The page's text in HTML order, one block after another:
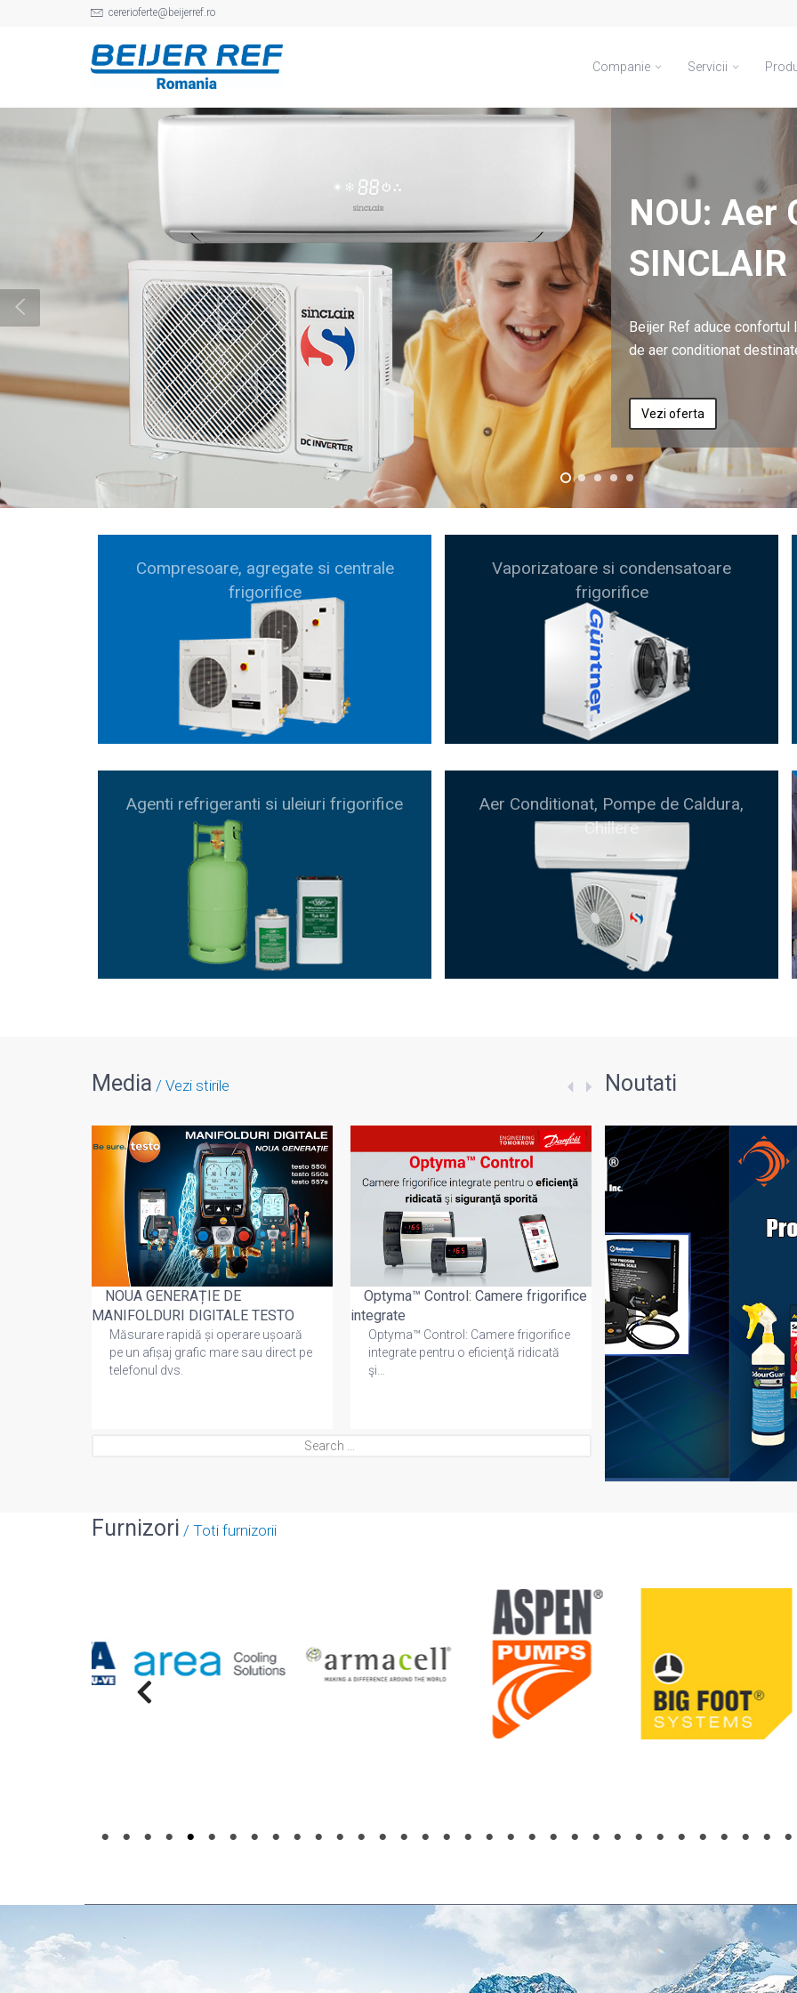
cererioferte@beijerref.ro
Companie Servicii
Lider in distributia
echipamentelor de
refrigerare
Beijer Ref Romania ofera companiilor specializate o gama completa de
componente pentru constructia, instalarea, exploatarea si intretinerea
sistemelor de refrigerare comerciala, industriala si aer conditionat.
Compresoare, agregate si centrale
frigorifice
Vaporizatoare si condensatoare
frigorifice
Agenti refrigeranti si uleiuri frigorifice
Aer Conditionat, Pompe de Caldura,
Chillere
Media Vezi stirile
NOUA GENERAȚIE DE
MANIFOLDURI DIGITALE TESTO
Măsurare rapidă și operare ușoară
pe un afișaj grafic mare sau direct pe
telefonul dvs.
Optyma™ Control: Camere frigorifice
integrate
Optyma™ Control: Camere frigorifice
integrate pentru o eficienţă ridicată
şi…
Ghid de instalare și orientare
valvelor termostatice
Ghid de instalare și orientare a
valvelor termostatice, inclusiv
Noutati
Furnizori Toti furnizorii